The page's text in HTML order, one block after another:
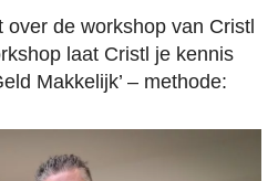
de workshop van Cristl
laat Cristl je kennis
Makkelijk’ – methode: